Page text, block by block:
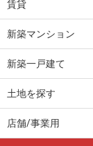
賃貸
新築マンション
新築一戸建て
土地を探す
店舗/事業用